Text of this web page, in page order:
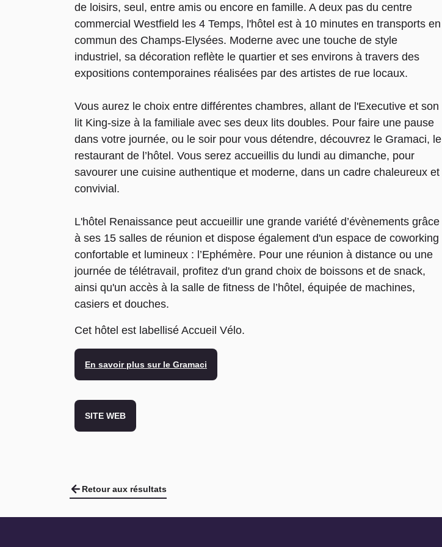
de loisirs, seul, entre amis ou encore en famille. A deux pas du centre
commercial Westfield les 4 Temps, l'hôtel est à 10 minutes en transports en
commun des Champs-Elysées. Moderne avec une touche de style
industriel, sa décoration reflète le quartier et ses environs à travers des
expositions contemporaines réalisées par des artistes de rue locaux.
Vous aurez le choix entre différentes chambres, allant de l'Executive et son
lit King-size à la familiale avec ses deux lits doubles. Pour faire une pause
dans votre journée, ou le soir pour vous détendre, découvrez le Gramaci, le
restaurant de l’hôtel. Vous serez accueillis du lundi au dimanche, pour
savourer une cuisine authentique et moderne, dans un cadre chaleureux et
convivial.
L'hôtel Renaissance peut accueillir une grande variété d’évènements grâce
à ses 15 salles de réunion et dispose également d'un espace de coworking
confortable et lumineux : l’Ephémère. Pour une réunion à distance ou une
journée de télétravail, profitez d'un grand choix de boissons et de snack,
ainsi qu'un accès à la salle de fitness de l’hôtel, équipée de machines,
casiers et douches.
Cet hôtel est labellisé Accueil Vélo.
En savoir plus sur le Gramaci
SITE WEB
Retour aux résultats